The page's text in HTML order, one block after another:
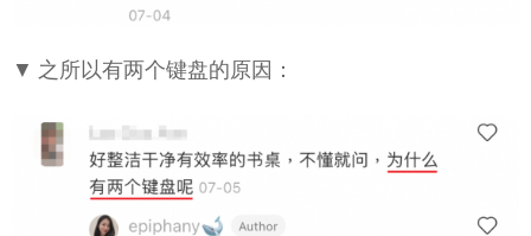
▼ 之所以有两个键盘的原因：